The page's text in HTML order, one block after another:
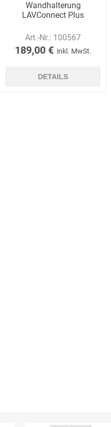
Schumacher
Wandhalterung
LAVConnect Plus
Art.-Nr.: 100567
189,00 € inkl. MwSt.
DETAILS